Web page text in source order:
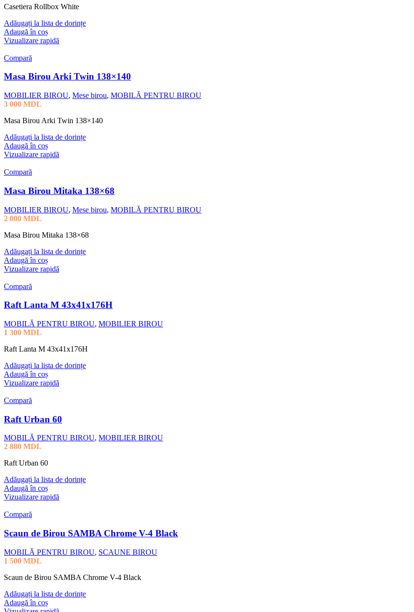
Casetiera Rollbox White
Adăugați la lista de dorințe
Adaugă în coș
Vizualizare rapidă
Compară
Masa Birou Arki Twin 138×140
MOBILIER BIROU, Mese birou, MOBILĂ PENTRU BIROU
3 000 MDL
Masa Birou Arki Twin 138×140
Adăugați la lista de dorințe
Adaugă în coș
Vizualizare rapidă
Compară
Masa Birou Mitaka 138×68
MOBILIER BIROU, Mese birou, MOBILĂ PENTRU BIROU
2 000 MDL
Masa Birou Mitaka 138×68
Adăugați la lista de dorințe
Adaugă în coș
Vizualizare rapidă
Compară
Raft Lanta M 43x41x176H
MOBILĂ PENTRU BIROU, MOBILIER BIROU
1 300 MDL
Raft Lanta M 43x41x176H
Adăugați la lista de dorințe
Adaugă în coș
Vizualizare rapidă
Compară
Raft Urban 60
MOBILĂ PENTRU BIROU, MOBILIER BIROU
2 880 MDL
Raft Urban 60
Adăugați la lista de dorințe
Adaugă în coș
Vizualizare rapidă
Compară
Scaun de Birou SAMBA Chrome V-4 Black
MOBILĂ PENTRU BIROU, SCAUNE BIROU
1 500 MDL
Scaun de Birou SAMBA Chrome V-4 Black
Adăugați la lista de dorințe
Adaugă în coș